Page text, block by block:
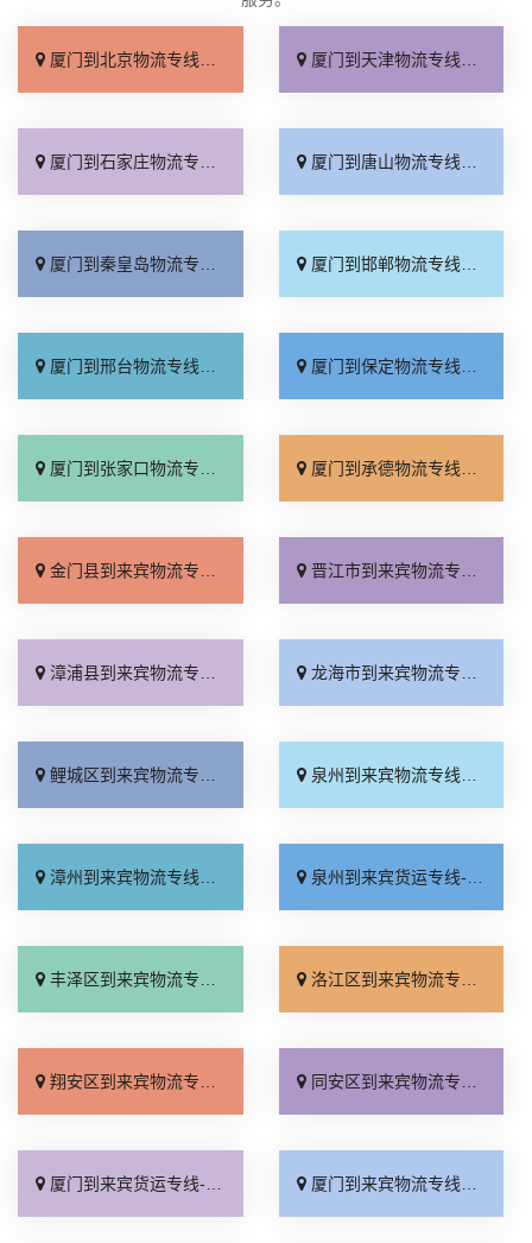
厦门到北京物流专线_直达不中转「送货到门」 厦门到天津物流专线_运保时效「高效快运」
厦门到石家庄物流专线_准时准点「多少公里」 厦门到唐山物流专线_全境派送「收费介绍」
厦门到秦皇岛物流专线_高效运输「运保时效」 厦门到邯郸物流专线_物流拼车「全境配送」
厦门到邢台物流专线_专业靠谱「上门提货」 厦门到保定物流专线_全程直达「高效运输」
厦门到张家口物流专线_全境派送「多久能到」 厦门到承德物流专线_专业调车「合理收费」
金门县到来宾物流专线_来电咨询「送货上门」 晋江市到来宾物流专线_诚信经营「天天发车」
漳浦县到来宾物流专线_运价实惠「快速直达」 龙海市到来宾物流专线_托运省心「专业调车」
鲤城区到来宾物流专线_高速快运「全境派送」 泉州到来宾物流专线_市县派送「一站式托运」
漳州到来宾物流专线_专业调车「运价实惠」 泉州到来宾货运专线-泉州到来宾物流公司_直通专线「市县派送」
丰泽区到来宾物流专线_专线直达「全境配送」 洛江区到来宾物流专线_按时送达「收费标准」
翔安区到来宾物流专线_多久时间「运费多少」 同安区到来宾物流专线_无需中转「天天发车」
厦门到来宾货运专线-厦门到来宾物流公司_门到门配送「天天发车」 厦门到来宾物流专线_运费多少「多少一方」